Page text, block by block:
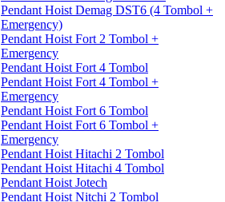
Pendant Hoist Demag DST6 (4 Tombol +
Emergency)
Pendant Hoist Fort 2 Tombol +
Emergency
Pendant Hoist Fort 4 Tombol
Pendant Hoist Fort 4 Tombol +
Emergency
Pendant Hoist Fort 6 Tombol
Pendant Hoist Fort 6 Tombol +
Emergency
Pendant Hoist Hitachi 2 Tombol
Pendant Hoist Hitachi 4 Tombol
Pendant Hoist Jotech
Pendant Hoist Nitchi 2 Tombol